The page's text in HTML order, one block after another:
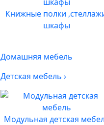
Книжные полки
шкафы
Домашняя мебель
Детская мебель ›
Модульная детская